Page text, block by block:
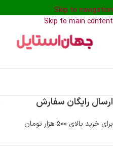
Skip to navigation
Skip to main content
ارسال رایگان سفارش
برای خرید بالای 500 هزار تومان